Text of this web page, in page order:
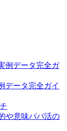
データ完全ガイ
や意味パパ活の